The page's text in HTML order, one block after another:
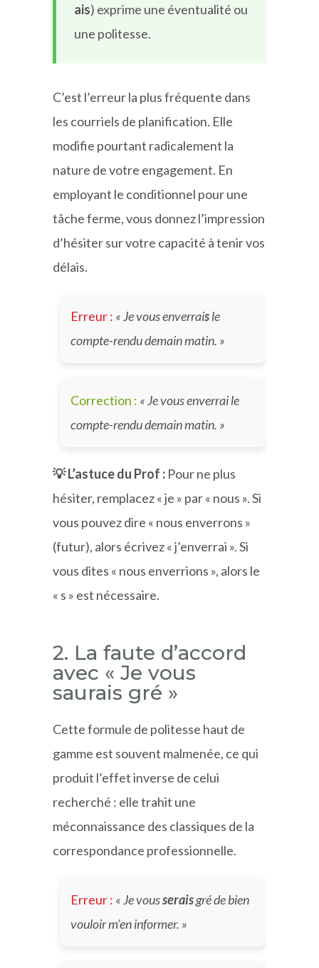
ais) exprime une éventualité ou
une politesse.
C’est l’erreur la plus fréquente dans
les courriels de planification. Elle
modifie pourtant radicalement la
nature de votre engagement. En
employant le conditionnel pour une
tâche ferme, vous donnez l’impression
d’hésiter sur votre capacité à tenir vos
délais.
Erreur : « Je vous enverraisle
compte-rendu demain matin. »
Correction : « Je vous enverrai le
compte-rendu demain matin. »
💡 L’astuce du Prof : Pour ne plus
hésiter, remplacez « je » par « nous ». Si
vous pouvez dire « nous enverrons »
(futur), alors écrivez « j’enverrai ». Si
vous dites « nous enverrions », alors le
« s » est nécessaire.
2. La faute d’accord
avec « Je vous
saurais gré »
Cette formule de politesse haut de
gamme est souvent malmenée, ce qui
produit l’effet inverse de celui
recherché : elle trahit une
méconnaissance des classiques de la
correspondance professionnelle.
Erreur : « Je vousseraisgré de bien
vouloir m’en informer. »